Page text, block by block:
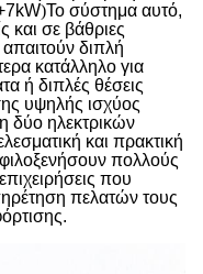
)Το σύστημα αυτό,
και σε βάθριες
διπλή
κατάλληλο για
ή διπλές θέσεις
υψηλής ισχύος
δύο ηλεκτρικών
και πρακτική
πολλούς
που
πελατών τους